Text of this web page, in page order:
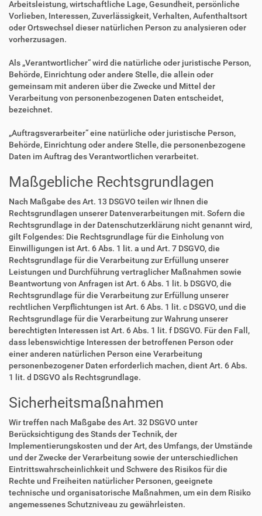
Arbeitsleistung, wirtschaftliche Lage, Gesundheit, persönliche
Vorlieben, Interessen, Zuverlässigkeit, Verhalten, Aufenthaltsort
oder Ortswechsel dieser natürlichen Person zu analysieren oder
vorherzusagen.
Als „Verantwortlicher“ wird die natürliche oder juristische Person,
Behörde, Einrichtung oder andere Stelle, die allein oder
gemeinsam mit anderen über die Zwecke und Mittel der
Verarbeitung von personenbezogenen Daten entscheidet,
bezeichnet.
„Auftragsverarbeiter“ eine natürliche oder juristische Person,
Behörde, Einrichtung oder andere Stelle, die personenbezogene
Daten im Auftrag des Verantwortlichen verarbeitet.
Maßgebliche Rechtsgrundlagen
Nach Maßgabe des Art. 13 DSGVO teilen wir Ihnen die
Rechtsgrundlagen unserer Datenverarbeitungen mit. Sofern die
Rechtsgrundlage in der Datenschutzerklärung nicht genannt wird,
gilt Folgendes: Die Rechtsgrundlage für die Einholung von
Einwilligungen ist Art. 6 Abs. 1 lit. a und Art. 7 DSGVO, die
Rechtsgrundlage für die Verarbeitung zur Erfüllung unserer
Leistungen und Durchführung vertraglicher Maßnahmen sowie
Beantwortung von Anfragen ist Art. 6 Abs. 1 lit. b DSGVO, die
Rechtsgrundlage für die Verarbeitung zur Erfüllung unserer
rechtlichen Verpflichtungen ist Art. 6 Abs. 1 lit. c DSGVO, und die
Rechtsgrundlage für die Verarbeitung zur Wahrung unserer
berechtigten Interessen ist Art. 6 Abs. 1 lit. f DSGVO. Für den Fall,
dass lebenswichtige Interessen der betroffenen Person oder
einer anderen natürlichen Person eine Verarbeitung
personenbezogener Daten erforderlich machen, dient Art. 6 Abs.
1 lit. d DSGVO als Rechtsgrundlage.
Sicherheitsmaßnahmen
Wir treffen nach Maßgabe des Art. 32 DSGVO unter
Berücksichtigung des Stands der Technik, der
Implementierungskosten und der Art, des Umfangs, der Umstände
und der Zwecke der Verarbeitung sowie der unterschiedlichen
Eintrittswahrscheinlichkeit und Schwere des Risikos für die
Rechte und Freiheiten natürlicher Personen, geeignete
technische und organisatorische Maßnahmen, um ein dem Risiko
angemessenes Schutzniveau zu gewährleisten.